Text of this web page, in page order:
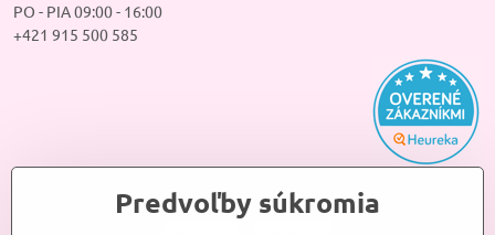
PO - PIA 09:00 - 16:00
+421 915 500 585
Predvoľby súkromia